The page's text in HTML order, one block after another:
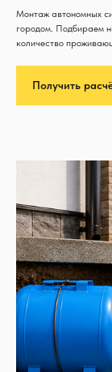
Монтаж автономных
городом. Подбираем
количество
Получить